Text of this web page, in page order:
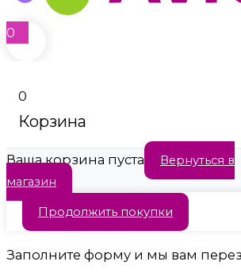
0
0
Корзина
Ваша корзина пуста
Вернуться в
магазин
Продолжить покупки
Заполните форму и мы вам